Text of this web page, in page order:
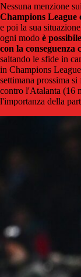
Nessuna menzione
Champions
e poi la sua
ogni modo è
con la conseguenza
saltando le sfide in
in Champions
settimana prossima
contro l'Atalanta (16
l'importanza della